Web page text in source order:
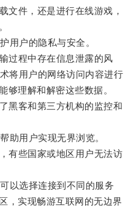
件，还是进行在线游戏，
户的隐私与安全。
程中存在信息泄露的风
将用户的网络访问内容进行
够理解和解密这些数据。
客和第三方机构的监控和
用户实现无界浏览。
些国家或地区用户无法访
选择连接到不同的服务
，实现畅游互联网的无边界